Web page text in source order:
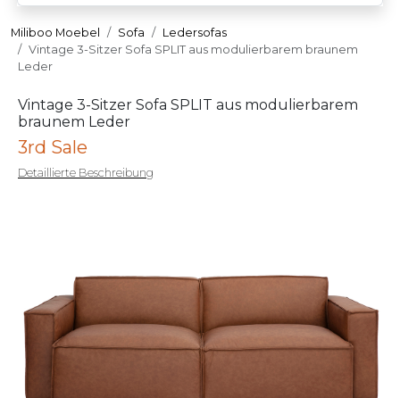
Miliboo Moebel Sofa
Ledersofas
Vintage 3-Sitzer Sofa SPLIT aus modulierbarem braunem
Leder
Vintage 3-Sitzer Sofa SPLIT aus modulierbarem
braunem Leder
3rd Sale
Detaillierte Beschreibung